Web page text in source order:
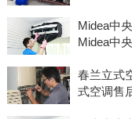
Midea中
Midea中
春兰立式
式空调售